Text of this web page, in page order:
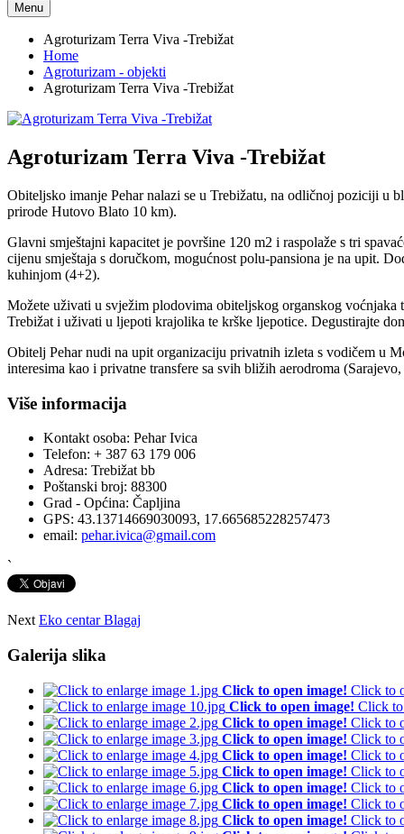
Menu
Agroturizam Terra Viva -Trebižat
Home
Agroturizam - objekti
Agroturizam Terra Viva -Trebižat
Agroturizam Terra Viva -Trebižat
Obiteljsko imanje Pehar nalazi se u Trebižatu, na odličnoj poziciji
prirode Hutovo Blato 10 km).
Glavni smještajni kapacitet je površine 120 m2 i raspolaže s tri
cijenu smještaja s doručkom, mogućnost polu-pansiona je na upit.
kuhinjom (4+2).
Možete uživati u svježim plodovima obiteljskog organskog
Trebižat i uživati u ljepoti krajolika te krške ljepotice. Degustirajte
Obitelj Pehar nudi na upit organizaciju privatnih izleta s vodičem u
interesima kao i privatne transfere sa svih bližih aerodroma
Više informacija
Kontakt osoba: Pehar Ivica
Telefon: + 387 63 179 006
Adresa: Trebižat bb
Poštanski broj: 88300
Grad - Općina: Čapljina
GPS: 43.13714669030093, 17.665685228257473
email: pehar.ivica@gmail.com
`
Next Eko centar Blagaj
Galerija slika
Click to open image! Click to
Click to open image! Click
Click to open image! Click to
Click to open image! Click to
Click to open image! Click to
Click to open image! Click to
Click to open image! Click to
Click to open image! Click to
Click to open image! Click to